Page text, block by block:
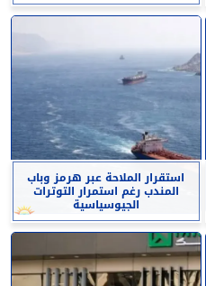
استقرار الملاحة عبر هرمز وباب
المندب رغم استمرار التوترات
الجيوسياسية